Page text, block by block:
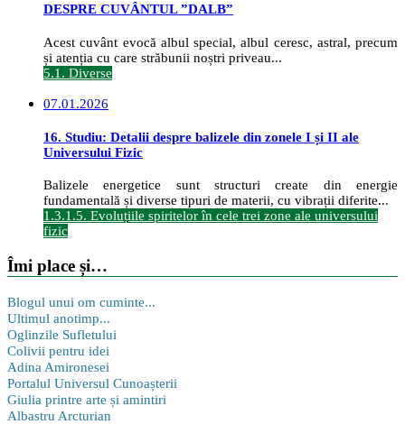
DESPRE CUVÂNTUL ”DALB”
Acest cuvânt evocă albul special, albul ceresc, astral, precum
și atenția cu care străbunii noștri priveau...
5.1. Diverse
07.01.2026
16. Studiu: Detalii despre balizele din zonele I și II ale
Universului Fizic
Balizele energetice sunt structuri create din energie
fundamentală și diverse tipuri de materii, cu vibrații diferite...
1.3.1.5. Evoluțiile spiritelor în cele trei zone ale universului
fizic
Îmi place și…
Blogul unui om cuminte...
Ultimul anotimp...
Oglinzile Sufletului
Colivii pentru idei
Adina Amironesei
Portalul Universul Cunoașterii
Giulia printre arte și amintiri
Albastru Arcturian